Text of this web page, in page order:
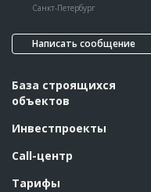
Санкт-Петербург
Написать сообщение
База строящихся
объектов
Инвестпроекты
Call-центр
Тарифы